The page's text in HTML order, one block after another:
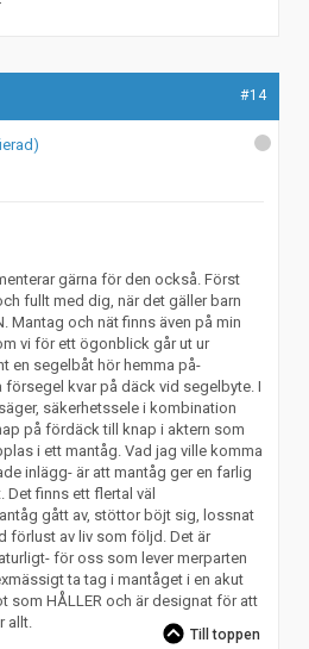
#14
gärna för den också. Först
fullt med dig, när det gäller barn
Mantag och nät finns även på min
vi för ett ögonblick går ut ur
en segelbåt hör hemma på-
försegel kvar på däck vid segelbyte. I
säkerhetssele i kombination
på fördäck till knap i aktern som
i ett mantåg. Vad jag ville komma
inlägg- är att mantåg ger en farlig
Det finns ett flertal väl
gått av, stöttor böjt sig, lossnat
förlust av liv som följd. Det är
för oss som lever merparten
ta tag i mantåget i en akut
som HÅLLER och är designat för att
allt.
Till toppen